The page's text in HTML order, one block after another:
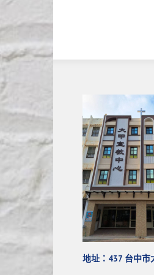
地址：437 台中市